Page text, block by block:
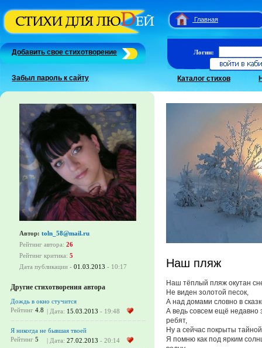
Главная
Добавить свое стихотворение
Забыл пароль к сайту
Логин:
Каталог стихов
Автор: toln_58@mail.ru
Рейтинг автора: 26
Рейтинг критика: 5
Дата публикации - 01.03.2013 - 10:17
Другие стихотворения автора
Дождь в окно стучится
Рейтинг 4.8 | Дата: 15.03.2013 - 19:48
Я никогда не бывшая твоей
Рейтинг 5 | Дата: 27.02.2013 - 20:14
Наш пляж
Наш тёплый пляж окутан
Не виден золотой песок,
А над домами словно в
А ведь совсем ещё недавно
ребят,
Ну а сейчас покрыты
Я помню как под ярким